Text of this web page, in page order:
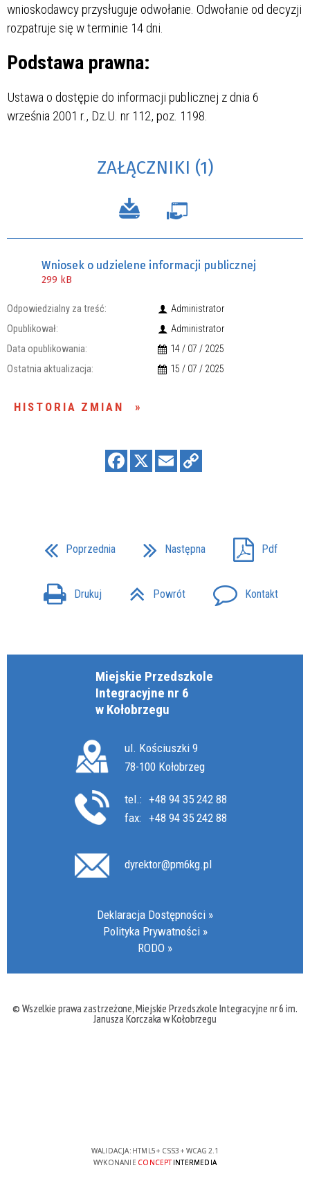
wnioskodawcy przysługuje odwołanie. Odwołanie od decyzji
rozpatruje się w terminie 14 dni.
Podstawa prawna:
Ustawa o dostępie do informacji publicznej z dnia 6
września 2001 r., Dz.U. nr 112, poz. 1198.
ZAŁĄCZNIKI (1)
Wniosek o udzielene informacji publicznej
299 kB
Odpowiedzialny za treść:
Administrator
Opublikował:
Administrator
Data opublikowania:
14 / 07 / 2025
Ostatnia aktualizacja:
15 / 07 / 2025
HISTORIA ZMIAN
Poprzednia Następna Pdf
Drukuj Powrót Kontakt
Miejskie Przedszkole
Integracyjne nr 6
w Kołobrzegu
ul. Kościuszki 9
78-100 Kołobrzeg
tel.: +48 94 35 242 88
fax:
+48 94 35 242 88
dyrektor@pm6kg.pl
Deklaracja Dostępności
Polityka Prywatności
RODO
© Wszelkie prawa zastrzeżone, Miejskie Przedszkole Integracyjne nr 6 im.
Janusza Korczaka w Kołobrzegu
WALIDACJA: HTML5+ CSS3 + WCAG 2.1
WYKONANIE CONCEPTINTERMEDIA